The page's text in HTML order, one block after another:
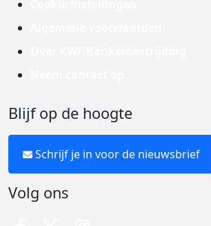
Blijf op de hoogte
Schrijf je in voor de nieuwsbrief
Volg ons